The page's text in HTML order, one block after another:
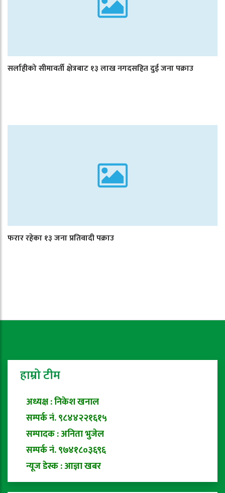
सर्लाहीको सीमावर्ती क्षेत्रबाट १३ लाख नगदसहित दुई जना पक्राउ
फरार रहेका १३ जना प्रतिवादी पक्राउ
हाम्रो टीम
अध्यक्ष : निकेश खनाल
सम्पर्क नं. ९८४४२२१६१५
सम्पादक : अनिता भुजेल
सम्पर्क नं. ९७४१८०३६९६
न्यूज डेस्क : आज्ञा खबर